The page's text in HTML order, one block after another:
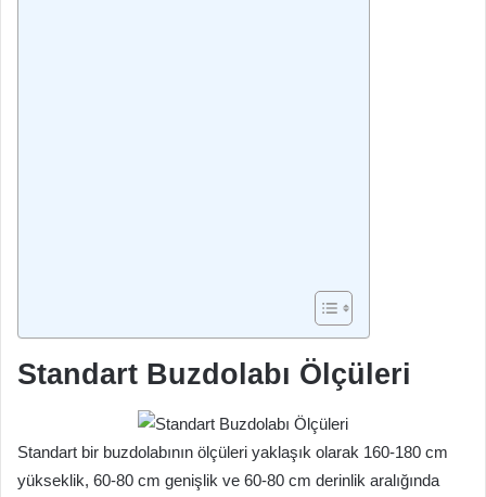
Standart Buzdolabı Ölçüleri
Standart bir buzdolabının ölçüleri yaklaşık olarak 160-180 cm
yükseklik, 60-80 cm genişlik ve 60-80 cm derinlik aralığında